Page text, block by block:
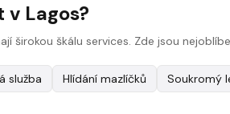
Lagos?
širokou škálu services. Zde jsou
služba Hlídání mazlíčků Soukromý